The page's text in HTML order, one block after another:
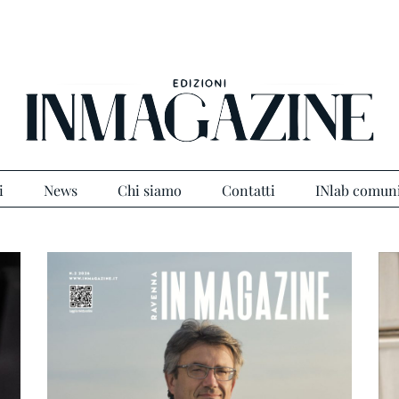
News Chi siamo Contatti INlab